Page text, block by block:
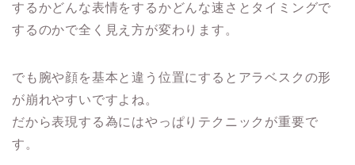
するかどんな表情をするかどんな速さとタイミングで
するのかで全く見え方が変わります。
でも腕や顔を基本と違う位置にするとアラベスクの形
が崩れやすいですよね。
だから表現する為にはやっぱりテクニックが重要で
す。